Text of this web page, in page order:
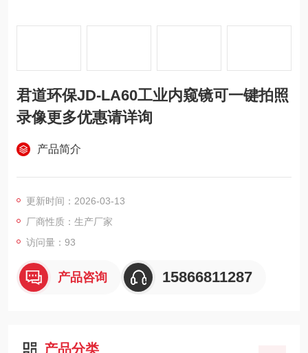
君道环保JD-LA60工业内窥镜可一键拍照
录像更多优惠请详询
产品简介
更新时间：2026-03-13
厂商性质：生产厂家
访问量：93
产品咨询 15866811287
产品分类